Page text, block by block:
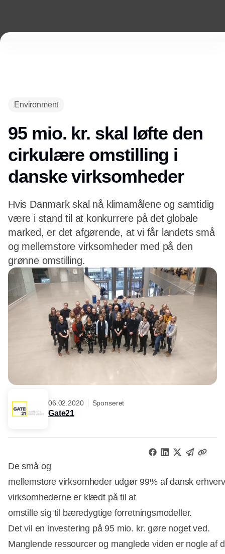
Environment
95 mio. kr. skal løfte den
cirkulære omstilling i
danske virksomheder
Hvis Danmark skal nå klimamålene og samtidig
være i stand til at konkurrere på det globale
marked, er det afgørende, at vi får landets små
og mellemstore virksomheder med på den
grønne omstilling.
06.02.2020 Sponseret
Gate21
De små og
mellemstore virksomheder udgør 99% af dansk
virksomhederne er klædt på til at
omstille sig til bæredygtige forretningsmodeller.
Det vil en investering på 95 mio. kr. gøre noget ved.
Manglende ressourcer og manglede viden er nogle af